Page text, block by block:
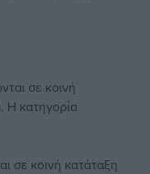
σε κοινή
Η κατηγορία
σε κοινή κατάταξη